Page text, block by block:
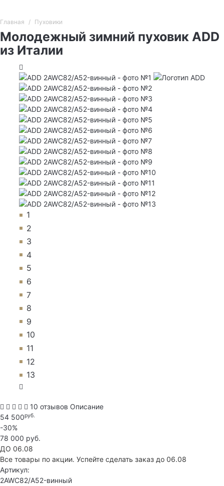
Главная Пуховики
Молодежный зимний пуховик ADD
из Италии
1
2
3
4
5
6
7
8
9
10
11
12
13
10 отзывов Описание
54 500руб.
-30%
78 000 руб.
ДО 06.08
Все товары по акции. Успейте сделать заказ до 06.08
Артикул:
2AWC82/A52-винный